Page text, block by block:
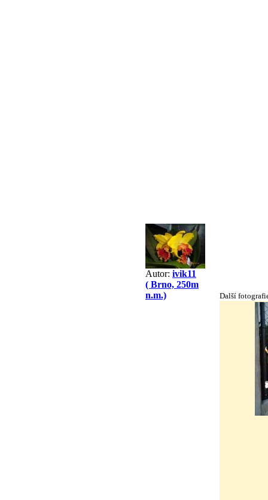
Autor: ivik11
( Brno, 250m
n.m.)
Další